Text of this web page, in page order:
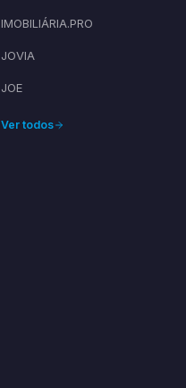
IMOBILIÁRIA.PRO
JOVIA
JOE
Ver todos